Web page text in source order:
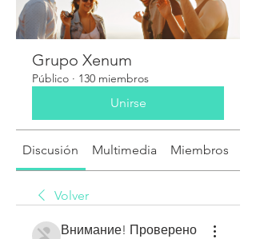
Grupo Xenum
Público · 130 miembros
Unirse
Discusión Multimedia Miembros
Volver
Внимание! Проверено